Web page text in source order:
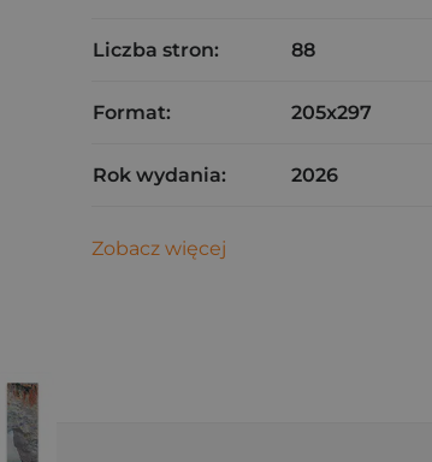
Liczba stron: 88
Format: 205x297
Rok wydania: 2026
Zobacz więcej